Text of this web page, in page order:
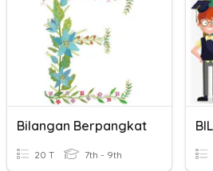
Bilangan Berpangkat
20 T 7th - 9th